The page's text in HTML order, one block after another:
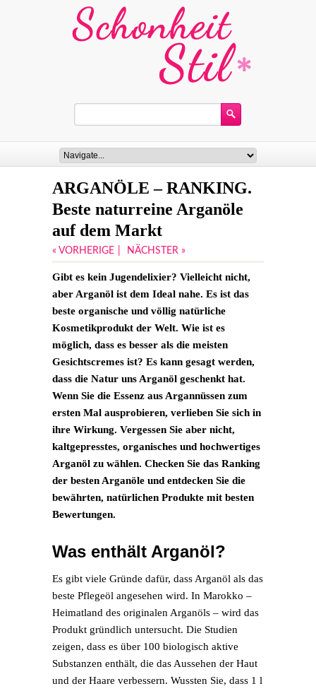
ARGANÖLE – RANKING.
Beste naturreine Arganöle
auf dem Markt
« VORHERIGE NÄCHSTER »
Gibt es kein Jugendelixier? Vielleicht nicht,
aber Arganöl ist dem Ideal nahe. Es ist das
beste organische und völlig natürliche
Kosmetikprodukt der Welt. Wie ist es
möglich, dass es besser als die meisten
Gesichtscremes ist? Es kann gesagt werden,
dass die Natur uns Arganöl geschenkt hat.
Wenn Sie die Essenz aus Argannüssen zum
ersten Mal ausprobieren, verlieben Sie sich in
ihre Wirkung. Vergessen Sie aber nicht,
kaltgepresstes, organisches und hochwertiges
Arganöl zu wählen. Checken Sie das Ranking
der besten Arganöle und entdecken Sie die
bewährten, natürlichen Produkte mit besten
Bewertungen.
Was enthält Arganöl?
Es gibt viele Gründe dafür, dass Arganöl als das
beste Pflegeöl angesehen wird. In Marokko –
Heimatland des originalen Arganöls – wird das
Produkt gründlich untersucht. Die Studien
zeigen, dass es über 100 biologisch aktive
Substanzen enthält, die das Aussehen der Haut
und der Haare verbessern. Wussten Sie, dass 1 l